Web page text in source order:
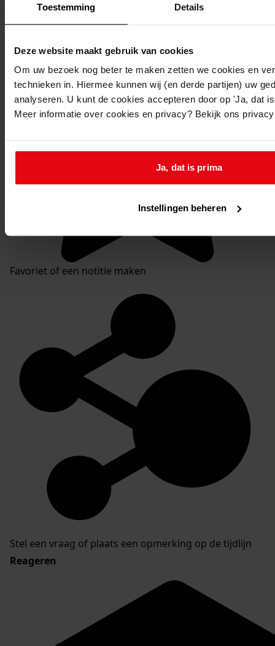
Toestemming Details
Deze website maakt gebruik van cookies
Om uw bezoek nog beter te maken zetten we cookies en
technieken in. Hiermee kunnen wij (en derde partijen) uw
analyseren. U kunt de cookies accepteren door op 'Ja, dat
Meer informatie over cookies en privacy? Bekijk ons
Ja, dat is prima
Instellingen beheren
Mijn Studiezaal
Favoriet of een notitie maken
Stel een vraag of plaats een opmerking op de tijdlijn
Reageren